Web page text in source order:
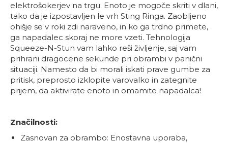
elektrošokerjev na trgu. Enoto je mogoče skriti v dlani,
tako da je izpostavljen le vrh Sting Ringa. Zaobljeno
ohišje se v roki zdi naraveno, in ko ga trdno primete,
ga napadalec skoraj ne more vzeti. Tehnologija
Squeeze-N-Stun vam lahko reši življenje, saj vam
prihrani dragocene sekunde pri obrambi v panični
situaciji. Namesto da bi morali iskati prave gumbe za
pritisk, preprosto izklopite varovalko in zategnite
prijem, da aktivirate enoto in omamite napadalca!
Značilnosti:
Zasnovan za obrambo: Enostavna uporaba,